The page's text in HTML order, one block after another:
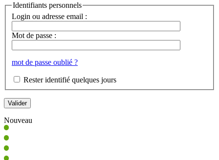
Identifiants personnels
Login ou adresse email :
Mot de passe :
mot de passe oublié ?
Rester identifié quelques jours
Nouveau